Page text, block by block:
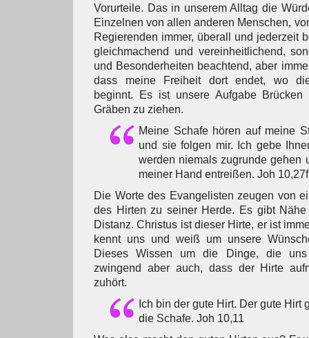
Vorurteile. Das in unserem Alltag die
Einzelnen von allen anderen Menschen,
Regierenden immer, überall und jederzeit
gleichmachend und vereinheitlichend,
und Besonderheiten beachtend, aber
dass meine Freiheit dort endet, wo
beginnt. Es ist unsere Aufgabe
Gräben zu ziehen.
Meine Schafe hören auf meine
und sie folgen mir. Ich gebe
werden niemals zugrunde gehen
meiner Hand entreißen. Joh 10,27f
Die Worte des Evangelisten zeugen von
des Hirten zu seiner Herde. Es gibt
Distanz. Christus ist dieser Hirte, er ist
kennt uns und weiß um unsere
Dieses Wissen um die Dinge, die uns
zwingend aber auch, dass der Hirte
zuhört.
Ich bin der gute Hirt. Der gute Hirt
die Schafe. Joh 10,11